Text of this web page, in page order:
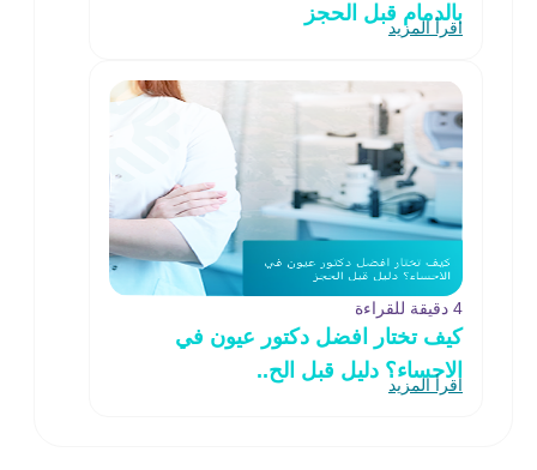
بالدمام قبل الحجز
اقرأ المزيد
4 دقيقة للقراءة
كيف تختار افضل دكتور عيون في
الاحساء؟ دليل قبل الح..
اقرأ المزيد